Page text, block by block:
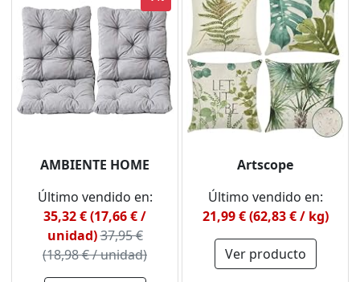
AMBIENTE HOME
Último vendido en:
35,32 € (17,66 € /
unidad)37,95 €
(18,98 € / unidad)
Artscope
Último vendido en:
21,99 € (62,83 € / kg)
Ver producto